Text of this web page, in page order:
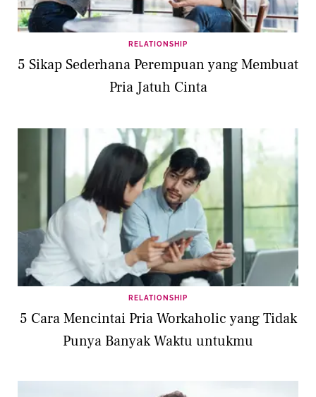
RELATIONSHIP
5 Sikap Sederhana Perempuan yang Membuat
Pria Jatuh Cinta
RELATIONSHIP
5 Cara Mencintai Pria Workaholic yang Tidak
Punya Banyak Waktu untukmu